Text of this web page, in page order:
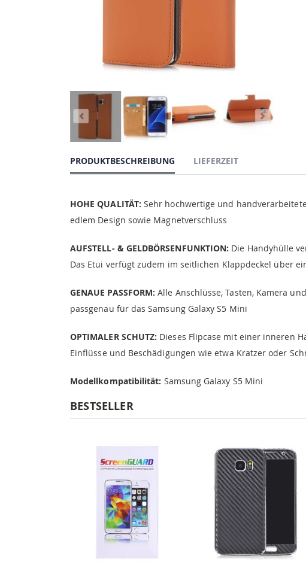
PRODUKTBESCHREIBUNG
HOHE QUALITÄT: Sehr hochwertige und
edlem Design sowie Magnetverschluss
AUFSTELL- & GELDBÖRSENFUNKTION: Die Handyhülle
Das Etui verfügt zudem im seitlichen Klappdeckel über
GENAUE PASSFORM: Alle Anschlüsse, Tasten, Kamera
passgenau für das Samsung Galaxy S5 Mini
OPTIMALER SCHUTZ: Dieses Flipcase mit einer inneren
Einflüsse und Beschädigungen wie etwa Kratzer oder
Modellkompatibilität: Samsung Galaxy S5 Mini
LIEFERZEIT
BESTSELLER